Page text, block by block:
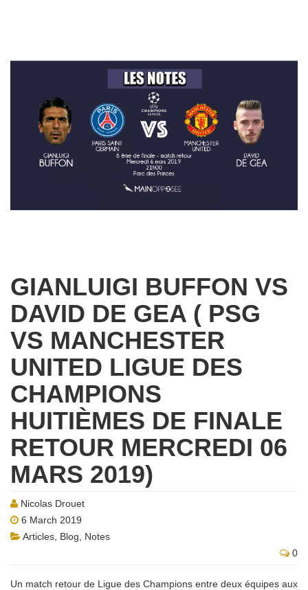
GIANLUIGI BUFFON VS
DAVID DE GEA ( PSG
VS MANCHESTER
UNITED LIGUE DES
CHAMPIONS
HUITIÈMES DE FINALE
RETOUR MERCREDI 06
MARS 2019)
Nicolas Drouet
6 March 2019
Articles Blog
Notes
0
Un match retour de Ligue des Champions entre deux équipes aux